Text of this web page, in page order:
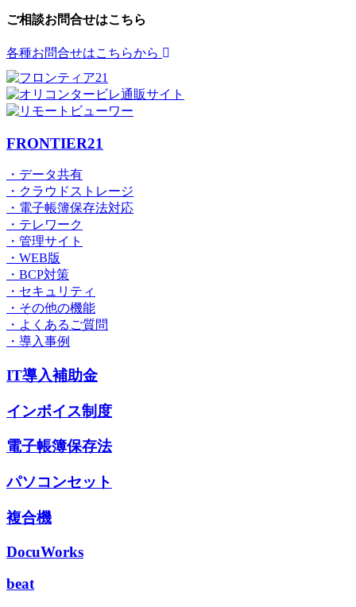
ご相談お問合せはこちら
各種お問合せはこちらから
FRONTIER21
・データ共有
・クラウドストレージ
・電子帳簿保存法対応
・テレワーク
・管理サイト
・WEB版
・BCP対策
・セキュリティ
・その他の機能
・よくあるご質問
・導入事例
IT導入補助金
インボイス制度
電子帳簿保存法
パソコンセット
複合機
DocuWorks
beat